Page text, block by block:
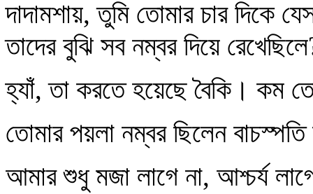
দাদামশায়, তুমি তোমার চার দিকে
তাদের বুঝি সব নম্বর দিয়ে
হ্যাঁ, তা করতে হয়েছে বৈকি। কম
তোমার পয়লা নম্বর ছিলেন
আমার শুধু মজা লাগে না, আশ্চর্য